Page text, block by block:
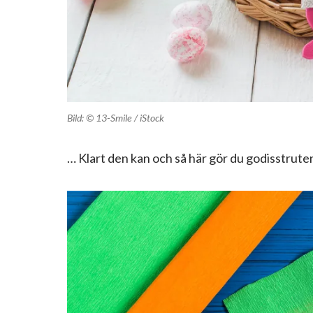
Bild: © 13-Smile / iStock
… Klart den kan och så här gör du